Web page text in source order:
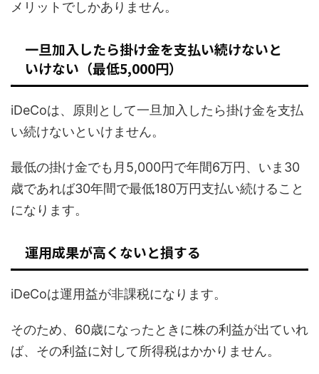
メリットでしかありません。
一旦加入したら掛け金を支払い続けないと
いけない（最低5,000円）
iDeCoは、原則として一旦加入したら掛け金を支払
い続けないといけません。
最低の掛け金でも月5,000円で年間6万円、いま30
歳であれば30年間で最低180万円支払い続けること
になります。
運用成果が高くないと損する
iDeCoは運用益が非課税になります。
そのため、60歳になったときに株の利益が出ていれ
ば、その利益に対して所得税はかかりません。